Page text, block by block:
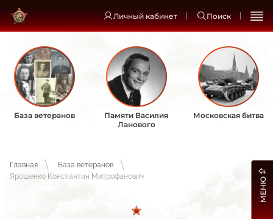
Личный кабинет Поиск
База ветеранов
Памяти Василия
Ланового
Московская битва
Главная
База ветеранов
Ярошенко Константин Митрофанович
МЕНЮ